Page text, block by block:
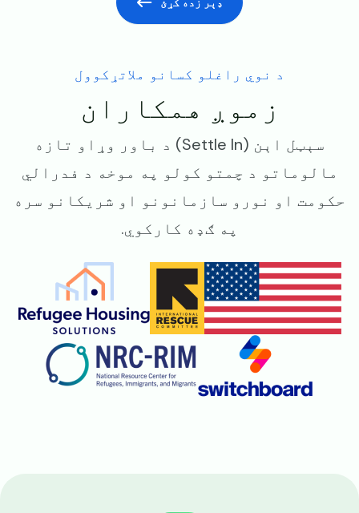
د نوي راغلو کسانو ملاتړکوول
زموږ همکاران
سېټل اېن (Settle In) د باور وړاو تازه
مالوماتو د چمتو کولو په موخه د فدرالي
حکومت او نورو سازمانونو او شریکانو سره
په ګډه کارکوي.
Image
Image
Image